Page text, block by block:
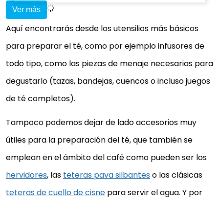
Ver más
Aquí encontrarás desde los utensilios más básicos
para preparar el té, como por ejemplo infusores de
todo tipo, como las piezas de menaje necesarias para
degustarlo (tazas, bandejas, cuencos o incluso juegos
de té completos).
Tampoco podemos dejar de lado accesorios muy
útiles para la preparación del té, que también se
emplean en el ámbito del café como pueden ser los
hervidores, las teteras pava silbanteso las clásicas
teteras de cuello de cisne para servir el agua. Y por